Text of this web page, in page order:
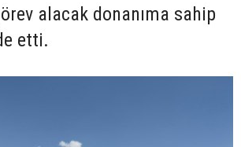
alacak donanıma sahip
etti.